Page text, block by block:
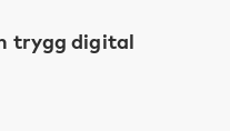
trygg digital